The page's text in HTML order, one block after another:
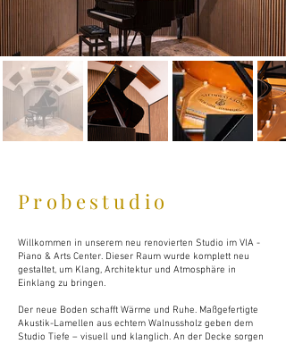
Probestudio
Willkommen in unserem neu renovierten Studio im VIA -
Piano & Arts Center. Dieser Raum wurde komplett neu
gestaltet, um Klang, Architektur und Atmosphäre in
Einklang zu bringen.
Der neue Boden schafft Wärme und Ruhe. Maßgefertigte
Akustik-Lamellen aus echtem Walnussholz geben dem
Studio Tiefe – visuell und klanglich. An der Decke sorgen